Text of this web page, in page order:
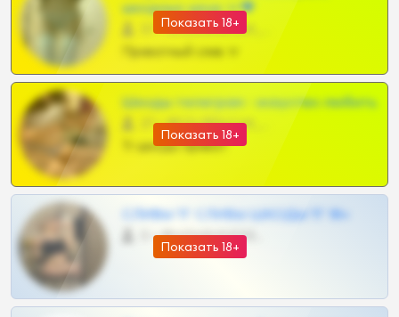
Показать 18+
шкодных шкур тг❤
57 •
Показать 18+
Шкоды телеграм - искуство любить
27 •
Тг шкоды приват
Показать 18+
СЛИВЫ ТГ СЛИВЫ ШКОДЫ ТГ 18+
0 •